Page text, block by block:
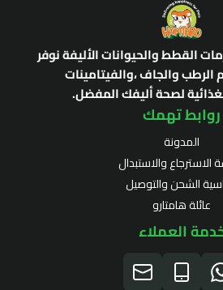
القطط والحيوانات الأليفة نوفر
والجاف ،والفيتامينات
لصحة أليفك المفضل.
روابط تهمك
المدونة
الاسترجاع والاستبدال
الشحن والتوصيل
عائلة هامتارو
العملاء